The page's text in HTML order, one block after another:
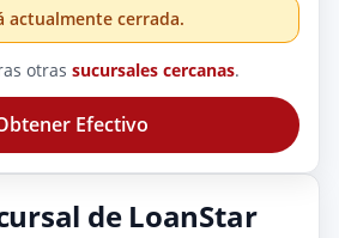
actualmente cerrada.
otras sucursales cercanas.
Efectivo
de LoanStar